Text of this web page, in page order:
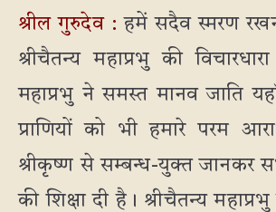
श्रील गुरुदेव : हमें सदैव स्मरण
श्रीचैतन्य महाप्रभु की
महाप्रभु ने समस्त मानव जाति
प्राणियों को भी हमारे परम
श्रीकृष्ण से सम्बन्ध-युक्त जानकर
की शिक्षा दी है। श्रीचैतन्य